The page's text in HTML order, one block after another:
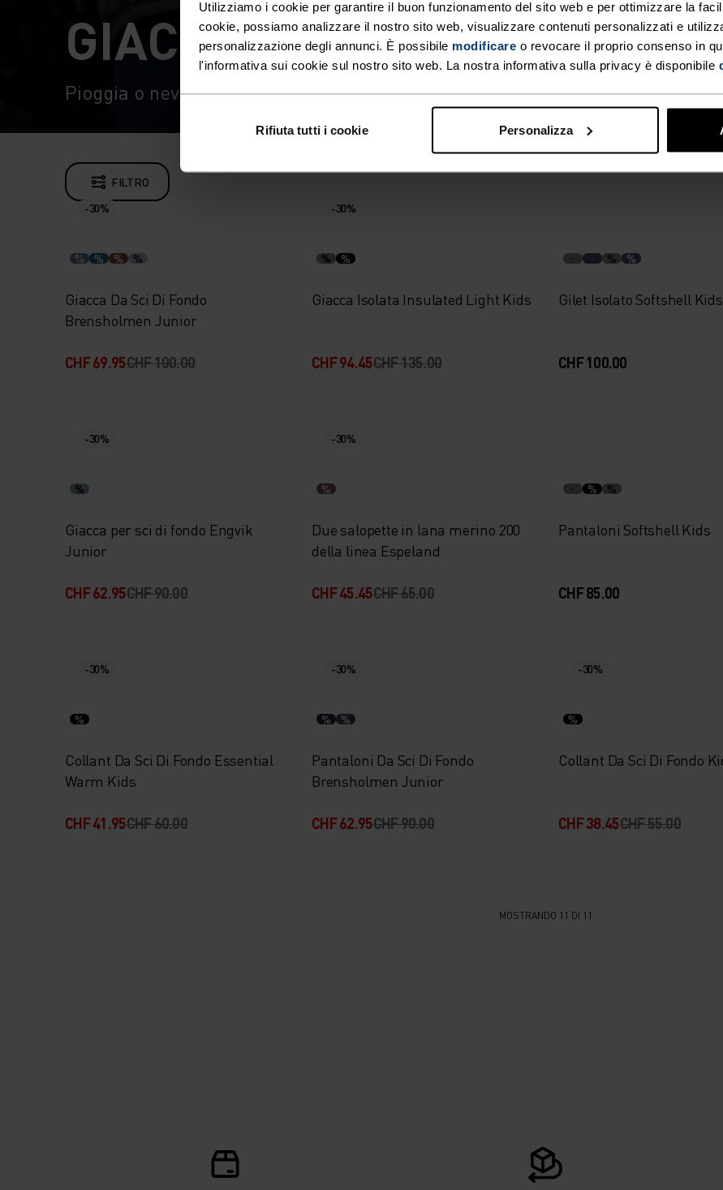
Utilizziamo i cookie per garantire il buon funzionamento del sito web e per ottimizzare la
cookie, possiamo analizzare il nostro sito web, visualizzare contenuti personalizzati e
personalizzazione degli annunci. È possibile modificare o revocare il proprio consenso in
l'informativa sui cookie sul nostro sito web. La nostra informativa sulla privacy è disponibile
Rifiuta tutti i cookie Personalizza
GIACCHE & SMANICATI
Pioggia o neve, poco importa: scopri le giacche e i capi termici Odlo per
FILTRO
-30%
% % % %
Giacca Da Sci Di Fondo
Brensholmen Junior
CHF 69.95CHF 100.00
-30%
% %
Giacca Isolata Insulated Light Kids
CHF 94.45CHF 135.00
% %
Gilet Isolato Softshell Kids
CHF 100.00
-30%
%
Giacca per sci di fondo Engvik
Junior
CHF 62.95CHF 90.00
-30%
%
Due salopette in lana merino 200
della linea Espeland
CHF 45.45CHF 65.00
% %
Pantaloni Softshell Kids
CHF 85.00
-30%
%
Collant Da Sci Di Fondo Essential
Warm Kids
CHF 41.95CHF 60.00
-30%
% %
Pantaloni Da Sci Di Fondo
Brensholmen Junior
CHF 62.95CHF 90.00
-30%
%
Collant Da Sci Di Fondo
CHF 38.45CHF 55.00
MOSTRANDO 11 DI 11